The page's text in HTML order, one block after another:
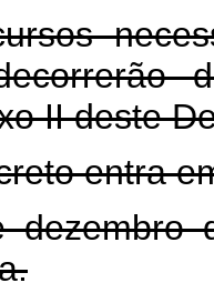
II deste
entra
dezembro